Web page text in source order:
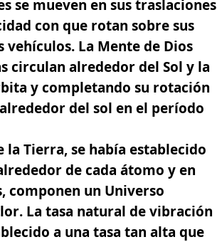
se mueven en sus traslaciones
con que rotan sobre sus
vehículos. La Mente de Dios
circulan alrededor del Sol y la
y completando su rotación
del sol en el período
la Tierra, se había establecido
de cada átomo y en
componen un Universo
. La tasa natural de vibración
a una tasa tan alta que